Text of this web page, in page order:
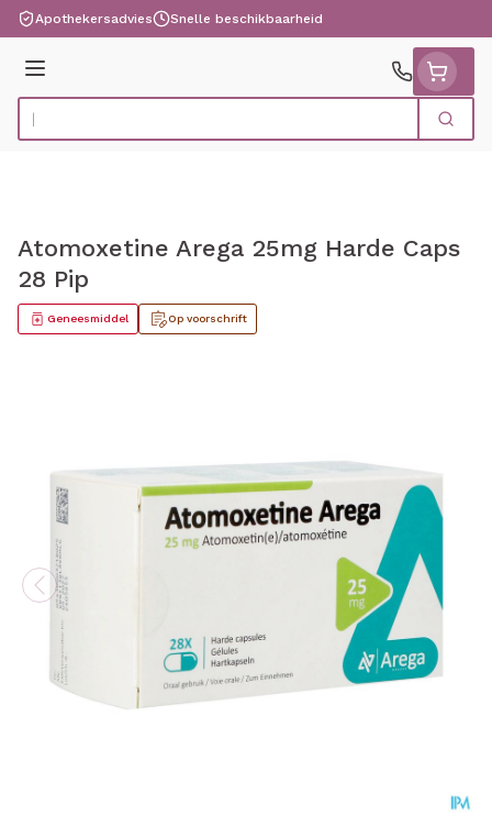
Ga naar de inhoud
Apothekersadvies Snelle beschikbaarheid
Menu
Product, merk, categorie... Zoek
Atomoxetine Arega 25mg Harde Caps
28 Pip
Op voorschrift
Geneesmiddel